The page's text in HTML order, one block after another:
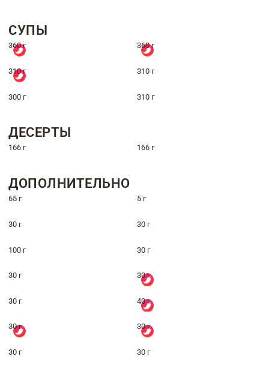
СУПЫ
360 г 360 г
310 г 310 г
300 г 310 г
ДЕСЕРТЫ
166 г 166 г
ДОПОЛНИТЕЛЬНО
65 г 5 г
30 г 30 г
100 г 30 г
30 г 30 г
30 г 40 г
30 г 30 г
30 г 30 г